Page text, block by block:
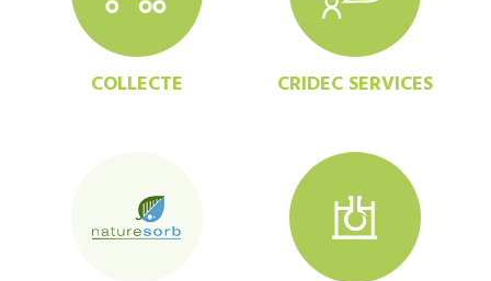
COLLECTE CRIDEC SERVICES